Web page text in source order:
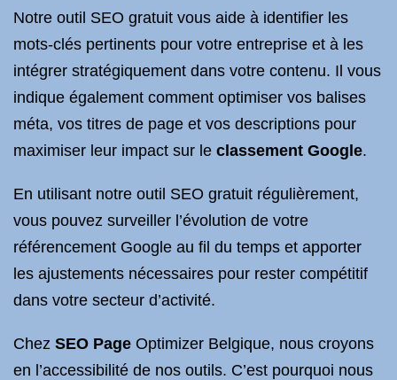
Notre outil SEO gratuit vous aide à identifier les
mots-clés pertinents pour votre entreprise et à les
intégrer stratégiquement dans votre contenu. Il vous
indique également comment optimiser vos balises
méta, vos titres de page et vos descriptions pour
maximiser leur impact sur le classement Google.
En utilisant notre outil SEO gratuit régulièrement,
vous pouvez surveiller l’évolution de votre
référencement Google au fil du temps et apporter
les ajustements nécessaires pour rester compétitif
dans votre secteur d’activité.
Chez SEO Page Optimizer Belgique, nous croyons
en l’accessibilité de nos outils. C’est pourquoi nous